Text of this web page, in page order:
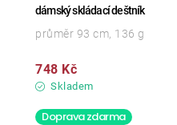
dámský skládací deštník
Skladem
748 Kč
průměr 93 cm, 136 g
Doprava zdarma